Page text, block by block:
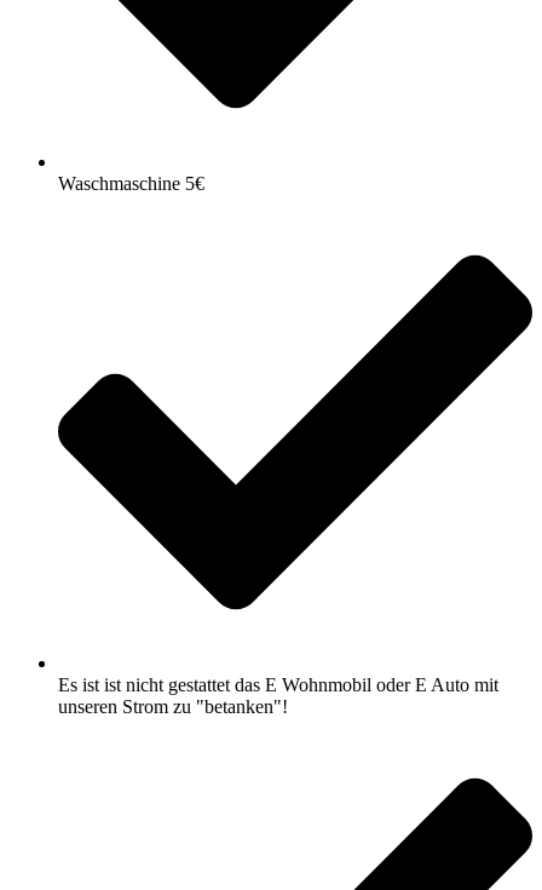
Waschmaschine 5€
Es ist ist nicht gestattet das E Wohnmobil oder E Auto mit
unseren Strom zu "betanken"!